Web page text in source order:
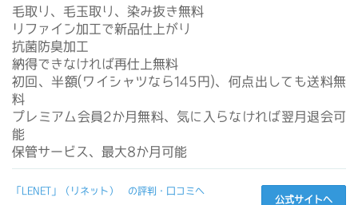
毛取り、毛玉取り、染み抜き無料
リファイン加工で新品仕上がり
抗菌防臭加工
納得できなければ再仕上無料
初回、半額(ワイシャツなら145円)、何点出しても送料無
料
プレミアム会員2か月無料、気に入らなければ翌月退会可
能
保管サービス、最大8か月可能
「LENET」（リネット） の評判・口コミへ
公式サイトへ